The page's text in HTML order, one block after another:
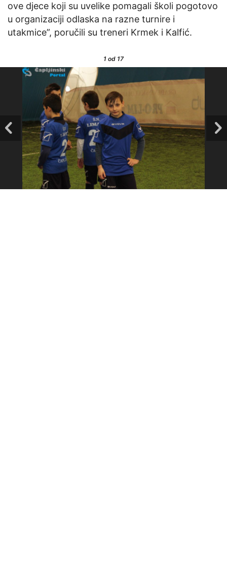
ove djece koji su uvelike pomagali školi pogotovo
u organizaciji odlaska na razne turnire i
utakmice”, poručili su treneri Krmek i Kalfić.
1 od 17